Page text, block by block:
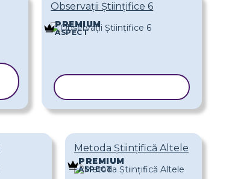
Observații Științifice 6
PREMIUM
ASPECT
Metoda Științifică Altele
PREMIUM
ASPECT